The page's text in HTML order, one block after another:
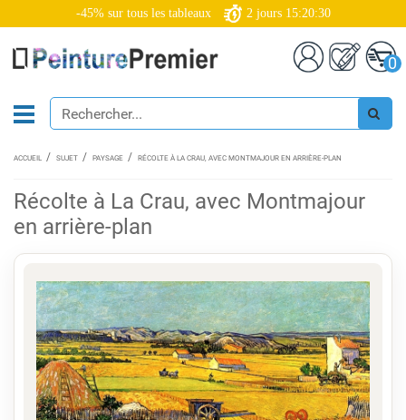
-45% sur tous les tableaux 2 jours 15:20:30
0
ACCUEIL SUJET PAYSAGE RÉCOLTE À LA CRAU, AVEC MONTMAJOUR EN ARRIÈRE-PLAN
Récolte à La Crau, avec Montmajour
en arrière-plan